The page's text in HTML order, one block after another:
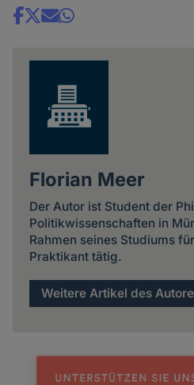
Share
Florian Meer
Der Autor ist Student der
Politikwissenschaften in
Rahmen seines Studiums
Praktikant tätig.
Weitere Artikel des